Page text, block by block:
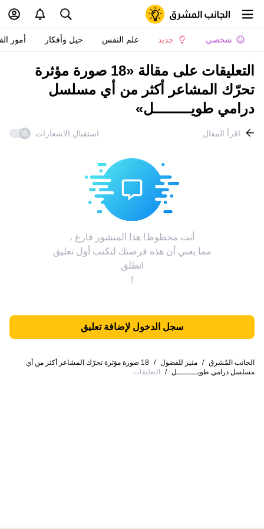
شخصي جديد علم النفس حيل وأفكار أمور
التعليقات على مقالة «18 صورة مؤثرة
تحرّك المشاعر أكثر من أي مسلسل
درامي طويـــــــــل»
اقرأ المقال استقبال الاشعارات
أنت محظوظ! هذا المنشور فارغ ،
مما يعني أن هذه فرصتك لتكتب أول تعليق
انطلق
!
سجل الدخول لإضافة تعليق
الجانب المُشرق / مثير للفضول /
18 صورة مؤثرة تحرّك المشاعر أكثر من أي
مسلسل درامي طويـــــــــل / التعليقات